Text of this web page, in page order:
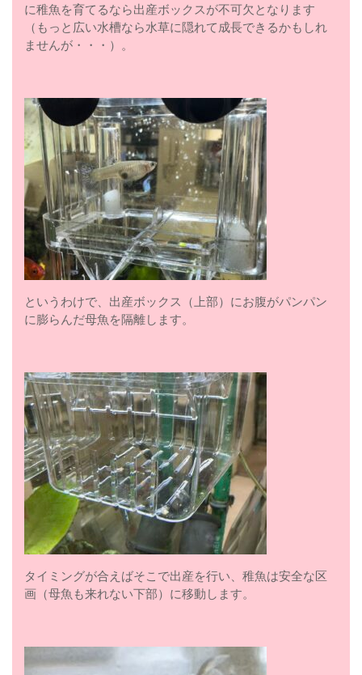
に稚魚を育てるなら出産ボックスが不可欠となります
（もっと広い水槽なら水草に隠れて成長できるかもしれ
ませんが・・・）。
というわけで、出産ボックス（上部）にお腹がパンパン
に膨らんだ母魚を隔離します。
タイミングが合えばそこで出産を行い、稚魚は安全な区
画（母魚も来れない下部）に移動します。